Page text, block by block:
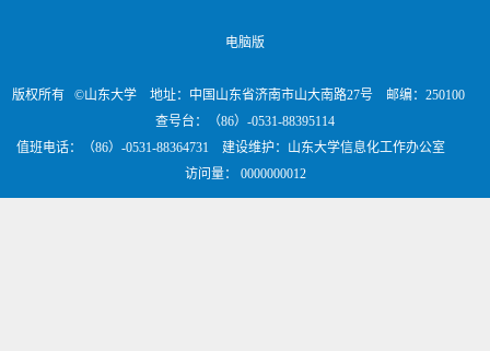
电脑版
版权所有 ©山东大学 地址：中国山东省济南市山大南路27号 邮编：250100
查号台：（86）-0531-88395114
值班电话：（86）-0531-88364731 建设维护：山东大学信息化工作办公室
访问量： 0000000012